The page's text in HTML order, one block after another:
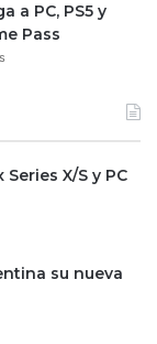
a PC, PS5 y
Pass
X/S y PC
su nueva